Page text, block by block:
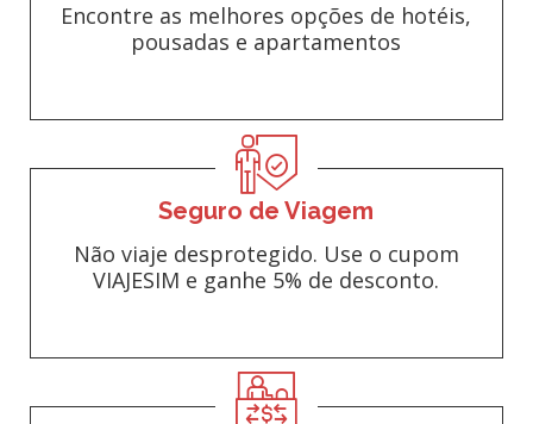
Encontre as melhores opções de hotéis,
pousadas e apartamentos
Seguro de Viagem
Não viaje desprotegido. Use o cupom
VIAJESIM e ganhe 5% de desconto.